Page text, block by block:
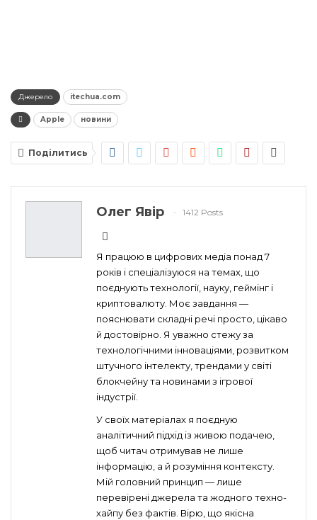
Джерело itechua.com
Apple новини
Поділитись
Олег Явір 1412 Posts
Я працюю в цифрових медіа понад 7
років і спеціалізуюся на темах, що
поєднують технології, науку, геймінг і
криптовалюту. Моє завдання —
пояснювати складні речі просто, цікаво
й достовірно. Я уважно стежу за
технологічними інноваціями, розвитком
штучного інтелекту, трендами у світі
блокчейну та новинами з ігрової
індустрії.
У своїх матеріалах я поєдную
аналітичний підхід із живою подачею,
щоб читач отримував не лише
інформацію, а й розуміння контексту.
Мій головний принцип — лише
перевірені джерела та жодного техно-
хайпу без фактів. Вірю, що якісна